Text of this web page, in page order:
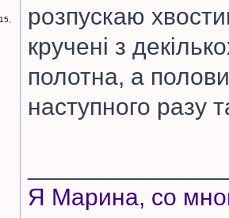
розпускаю
кручені з
полотна, а
наступного разу
Я Марина, со